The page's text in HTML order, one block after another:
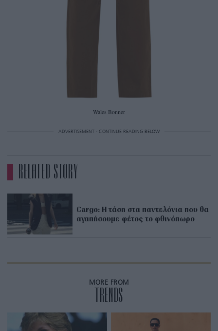
Wales Bonner
ADVERTISEMENT - CONTINUE READING BELOW
RELATED STORY
Cargo: Η τάση στα παντελόνια που θα
αγαπήσουμε φέτος το φθινόπωρο
MORE FROM
TRENDS